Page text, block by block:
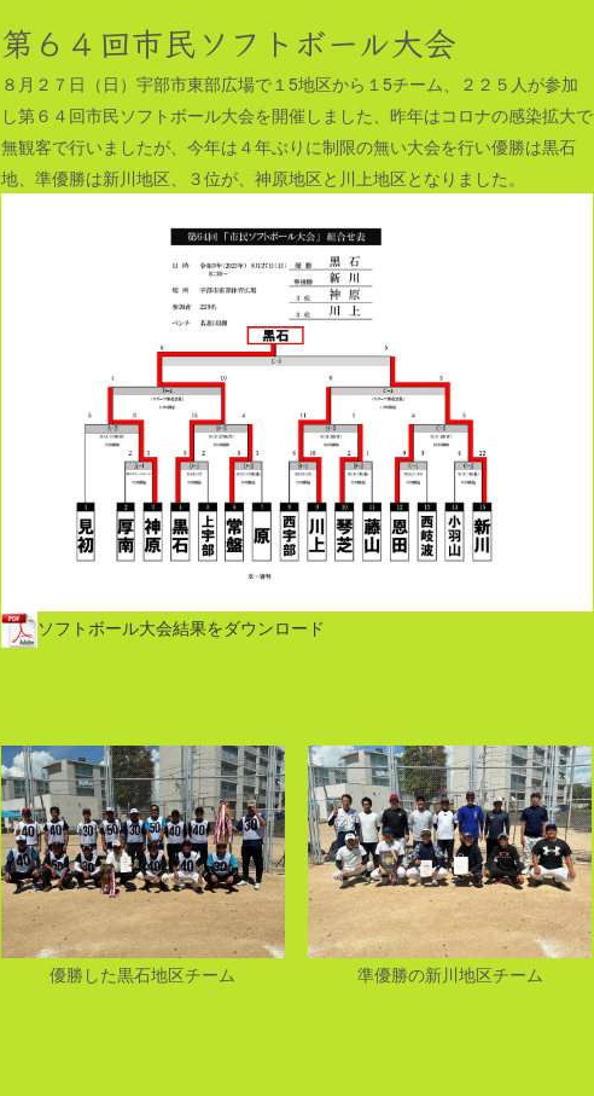
第６４回市民ソフトボール大会
８月２７日（日）宇部市東部広場で１5地区から１5チーム、２２５人が参加
し第６４回市民ソフトボール大会を開催しました、昨年はコロナの感染拡大で
無観客で行いましたが、今年は４年ぶりに制限の無い大会を行い優勝は黒石
地、準優勝は新川地区、３位が、神原地区と川上地区となりました。
ソフトボール大会結果をダウンロード
優勝した黒石地区チーム 準優勝の新川地区チーム